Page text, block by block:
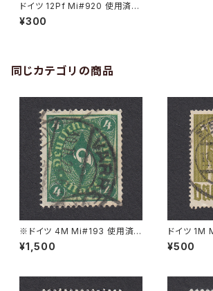
ドイツ 12Pf Mi#920 使用済み
切手｜BOTTROP 22.4.1947
¥300
同じカテゴリの商品
※ドイツ 4M Mi#193 使用済
み切手｜VARREL 30.11.1922
¥1,500
ドイツ 1M
手｜
¥500